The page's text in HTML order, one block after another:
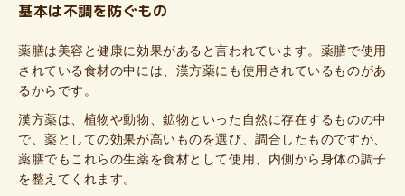
基本は不調を防ぐもの
薬膳は美容と健康に効果があると言われています。薬膳で使用
されている食材の中には、漢方薬にも使用されているものがあ
るからです。
漢方薬は、植物や動物、鉱物といった自然に存在するものの中
で、薬としての効果が高いものを選び、調合したものですが、
薬膳でもこれらの生薬を食材として使用、内側から身体の調子
を整えてくれます。